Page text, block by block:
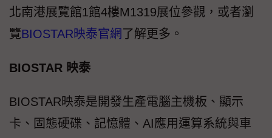
北南港展覽館1館4樓M1319展位參觀，或者瀏
覽BIOSTAR映泰官網 了解更多。
BIOSTAR 映泰
BIOSTAR映泰是開發生產電腦主機板、顯示
卡、固態硬碟、記憶體、AI應用運算系統與車